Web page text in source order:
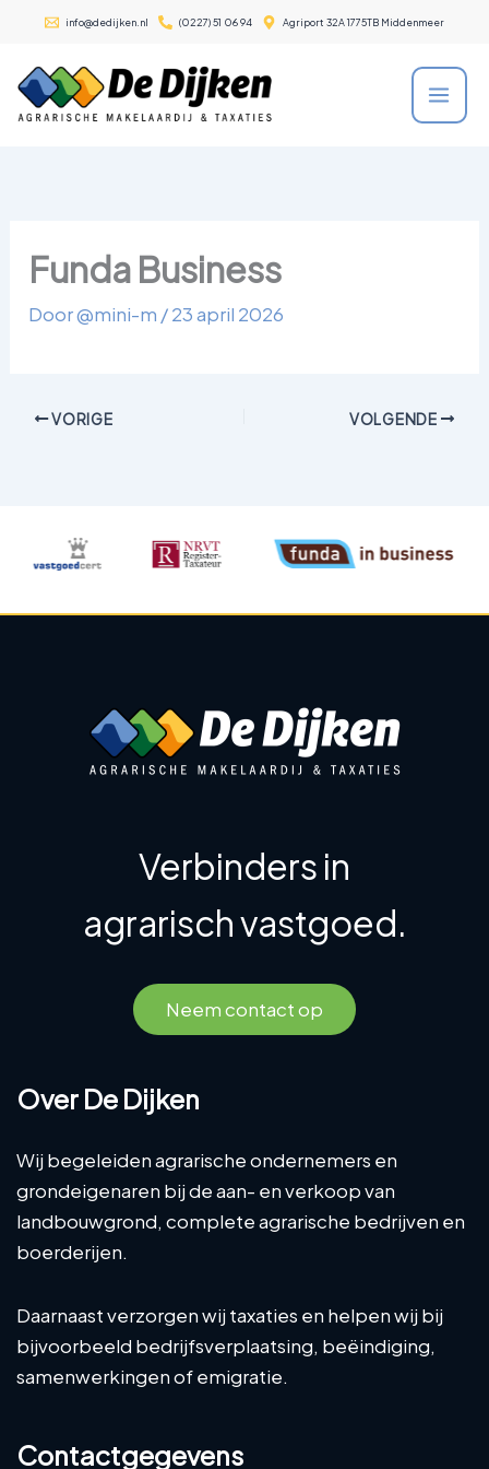
de
inhoud
info@dedijken.nl (0227) 51 06 94 Agriport 32A 1775TB Middenmeer
Funda Business
Door@mini-m /23 april 2026
VORIGE VOLGENDE
Verbinders in
agrarisch vastgoed.
Neem contact op
Over De Dijken
Wij begeleiden agrarische ondernemers en
grondeigenaren bij de aan- en verkoop van
landbouwgrond, complete agrarische bedrijven en
boerderijen.
Daarnaast verzorgen wij taxaties en helpen wij bij
bijvoorbeeld bedrijfsverplaatsing, beëindiging,
samenwerkingen of emigratie.
Contactgegevens